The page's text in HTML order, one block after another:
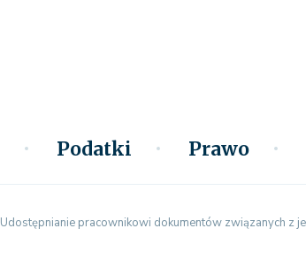
Podatki Prawo
Udostępnianie pracownikowi dokumentów związanych z